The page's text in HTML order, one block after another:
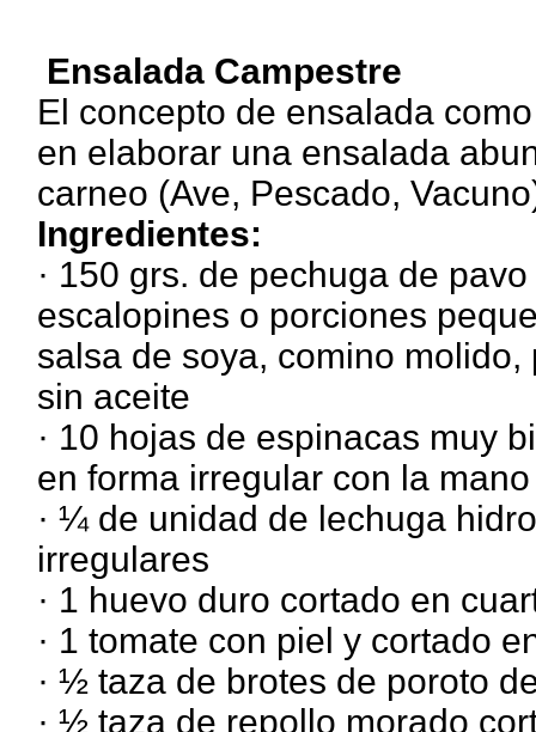
Ensalada Campestre
El concepto de ensalada
en elaborar una ensalada
carneo (Ave, Pescado,
Ingredientes:
· 150 grs. de pechuga de
escalopines o porciones
salsa de soya, comino
sin aceite
· 10 hojas de espinacas muy
en forma irregular con la mano
· ¼ de unidad de lechuga
irregulares
· 1 huevo duro cortado en
· 1 tomate con piel y cortado
· ½ taza de brotes de poroto
· ½ taza de repollo morado